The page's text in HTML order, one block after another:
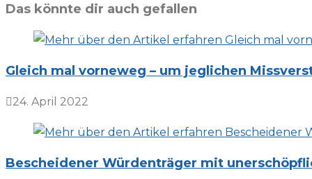
Das könnte dir auch gefallen
Gleich mal vorneweg – um jeglichen
24. April 2022
Bescheidener Würdenträger mit